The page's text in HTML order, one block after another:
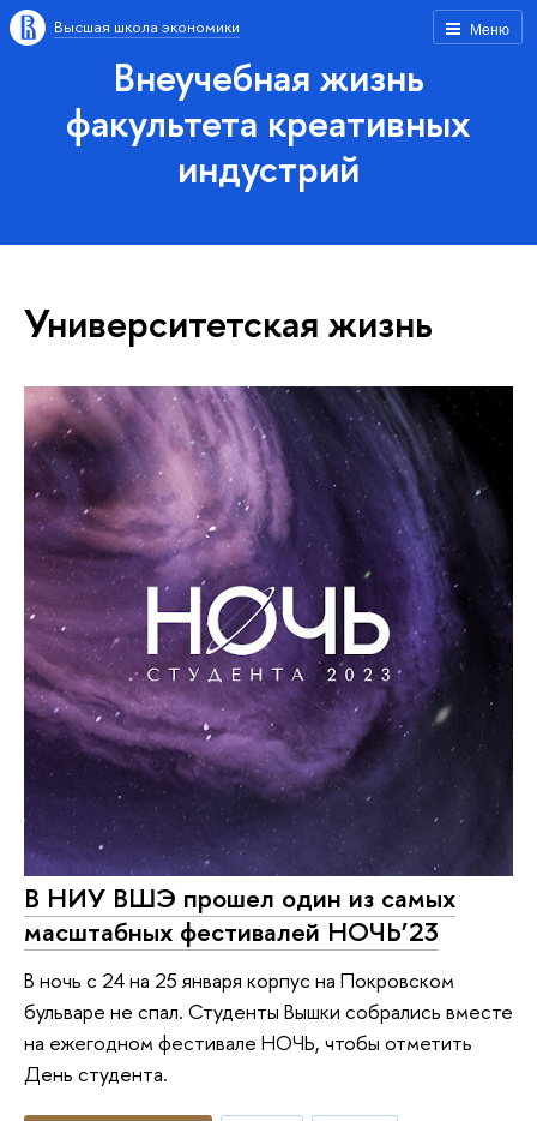
Меню
Высшая школа экономики
Внеучебная жизнь
факультета креативных
индустрий
Университетская жизнь
В НИУ ВШЭ прошел один из самых
масштабных фестивалей НОЧЬ’23
В ночь с 24 на 25 января корпус на Покровском
бульваре не спал. Студенты Вышки собрались вместе
на ежегодном фестивале НОЧЬ, чтобы отметить
День студента.